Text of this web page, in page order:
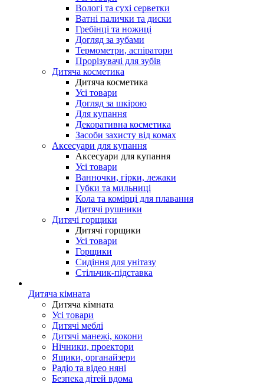
Вологі та сухі серветки
Ватні палички та диски
Гребінці та ножиці
Догляд за зубами
Термометри, аспіратори
Прорізувачі для зубів
Дитяча косметика
Дитяча косметика
Усі товари
Догляд за шкірою
Для купання
Декоративна косметика
Засоби захисту від комах
Аксесуари для купання
Аксесуари для купання
Усі товари
Ванночки, гірки, лежаки
Губки та мильниці
Кола та комірці для плавання
Дитячі рушники
Дитячі горщики
Дитячі горщики
Усі товари
Горщики
Сидіння для унітазу
Стільчик-підставка
Дитяча кімната
Дитяча кімната
Усі товари
Дитячі меблі
Дитячі манежі, кокони
Нічники, проектори
Ящики, органайзери
Радіо та відео няні
Безпека дітей вдома